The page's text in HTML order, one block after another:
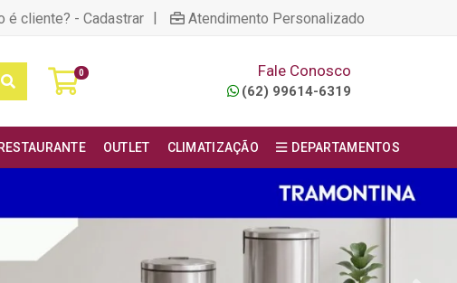
é cliente? - Cadastrar | Atendimento Personalizado
0 Fale Conosco
(62) 99614-6319
OUTLET CLIMATIZAÇÃO DEPARTAMENTOS